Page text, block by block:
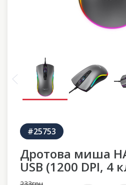
#25753
Дротова миша
USB (1200 DPI, 4